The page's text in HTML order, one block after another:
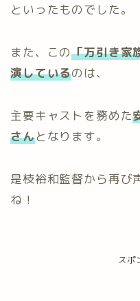
といったものでした。
また、この「万引き家
演しているのは、
主要キャストを務めた
さんとなります。
是枝裕和監督から再び
ね！
スポ